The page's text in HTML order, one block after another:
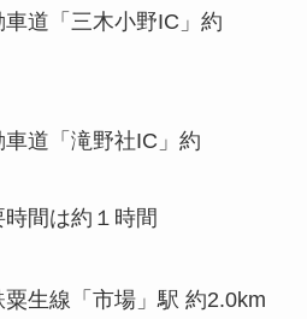
車道「三木小野IC」約
車道「滝野社IC」約
間は約１時間
粟生線「市場」駅 約2.0km